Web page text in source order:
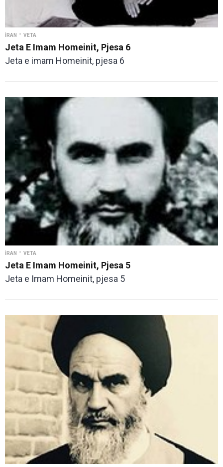
İRAN • VETA
Jeta E Imam Homeinit, Pjesa 6
Jeta e imam Homeinit, pjesa 6
İRAN • VETA
Jeta E Imam Homeinit, Pjesa 5
Jeta e Imam Homeinit, pjesa 5